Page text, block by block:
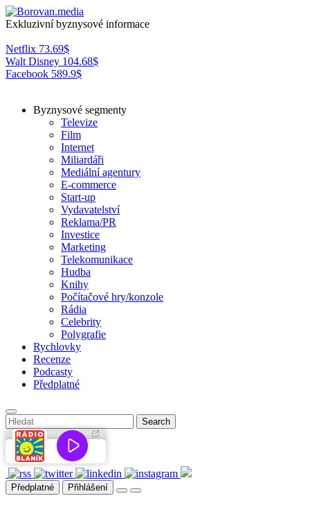
Exkluzivní byznysové informace
Netflix 73.69$
Walt Disney 104.68$
Facebook 589.9$
Byznysové segmenty
Televize
Film
Internet
Miliardáři
Mediální agentury
E-commerce
Start-up
Vydavatelství
Reklama/PR
Investice
Marketing
Telekomunikace
Hudba
Knihy
Počítačové hry/konzole
Rádia
Celebrity
Polygrafie
Rychlovky
Recenze
Podcasty
Předplatné
Předplatné Přihlášení